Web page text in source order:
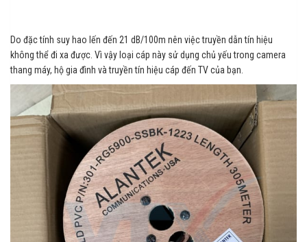
Do đặc tính suy hao lến đến 21 dB/100m nên việc truyền dẫn tín hiệu
không thể đi xa được. Vì vậy loại cáp này sử dụng chủ yếu trong camera
thang máy, hộ gia đình và truyền tín hiệu cáp đến TV của bạn.